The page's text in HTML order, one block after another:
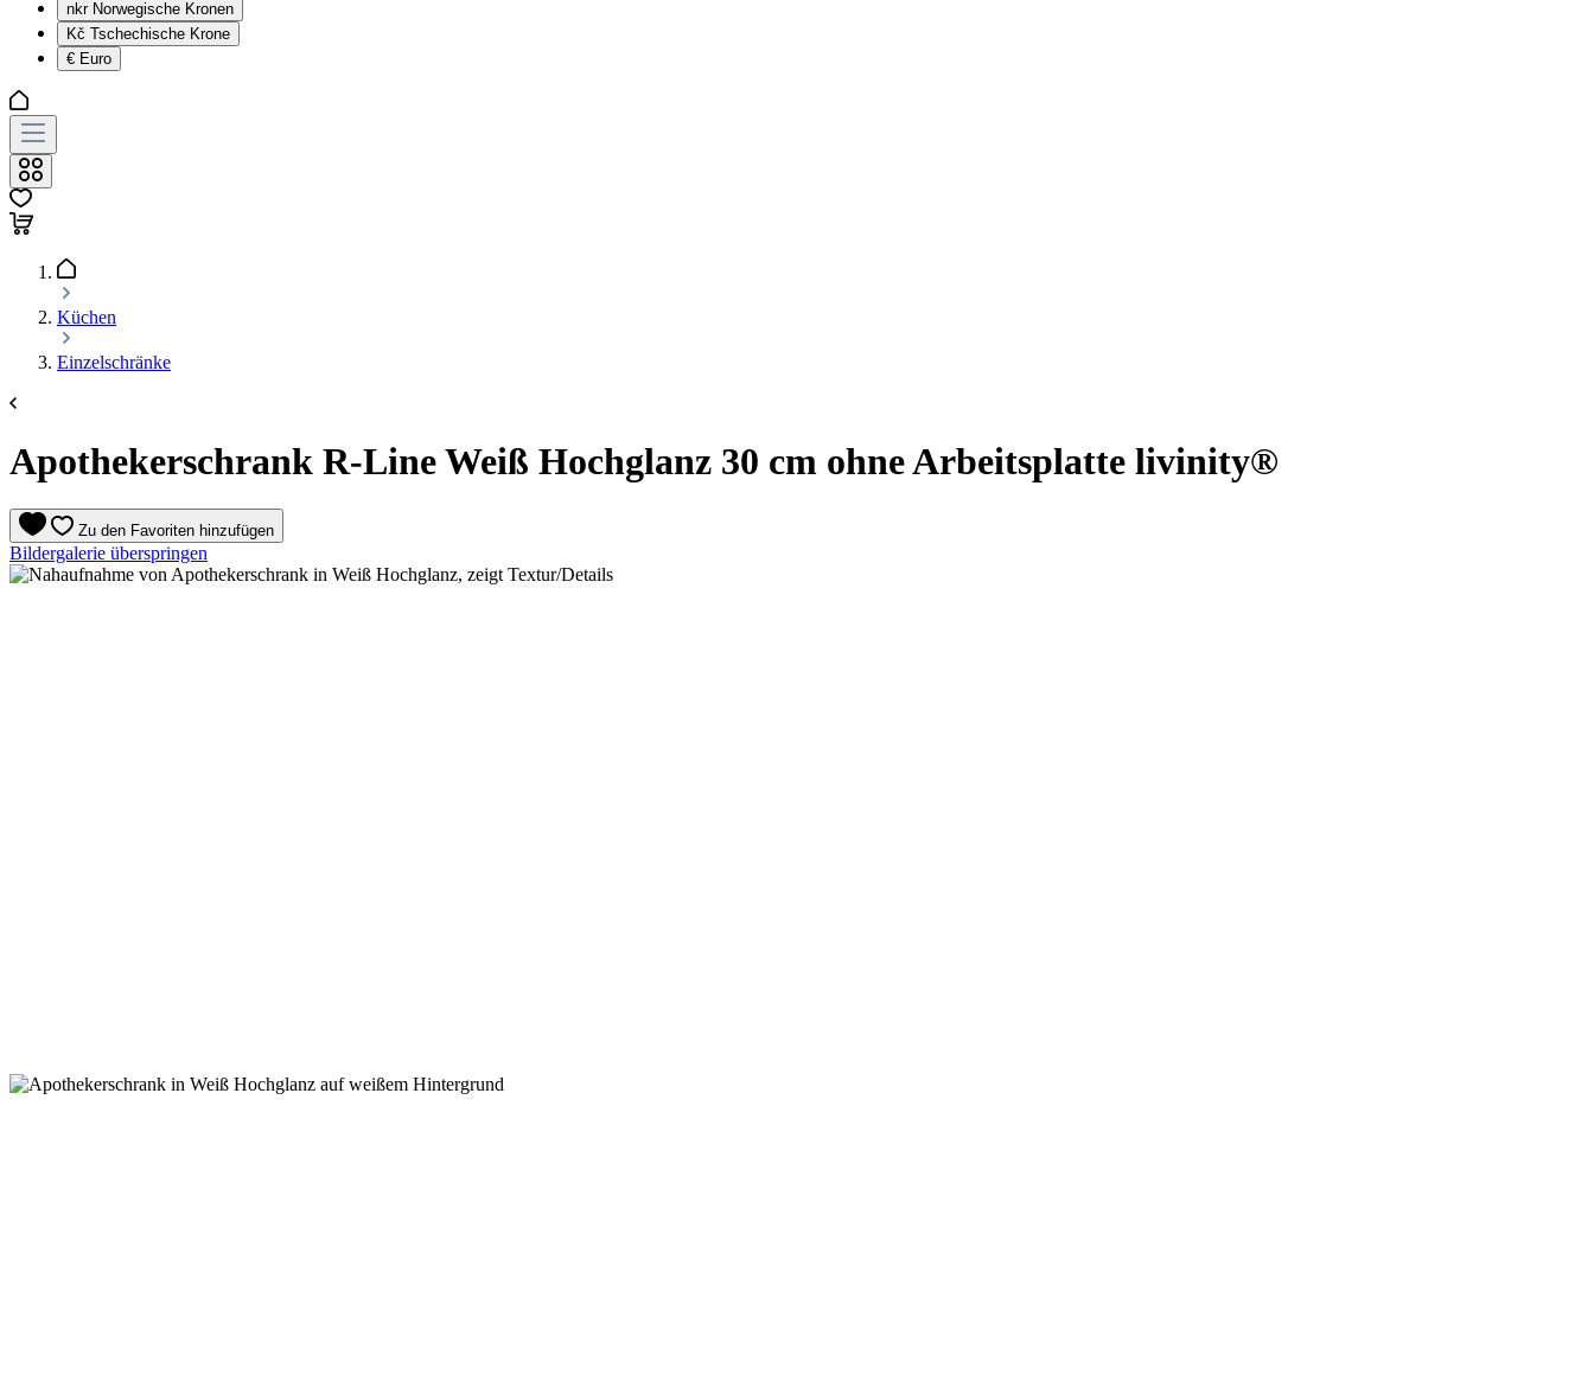
nkr Norwegische Kronen
Kč Tschechische Krone
€ Euro
Küchen
Einzelschränke
Apothekerschrank R-Line Weiß Hochglanz 30 cm ohne Arbeitsplatte livinity®
Zu den Favoriten hinzufügen
Bildergalerie überspringen